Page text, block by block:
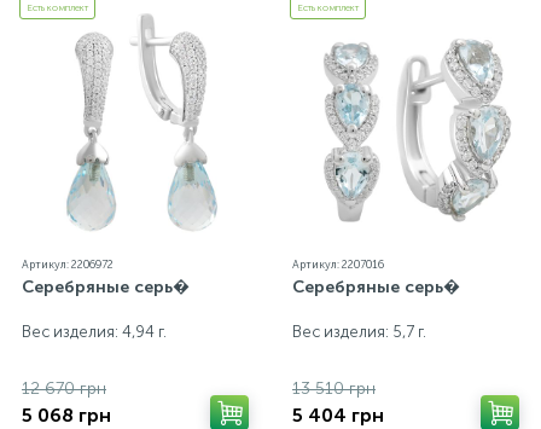
Есть комплект
Артикул: 2206972
Серебряные серь�
Вес изделия: 4,94 г.
12 670 грн
5 068 грн
Есть комплект
Артикул: 2207016
Серебряные серь�
Вес изделия: 5,7 г.
13 510 грн
5 404 грн